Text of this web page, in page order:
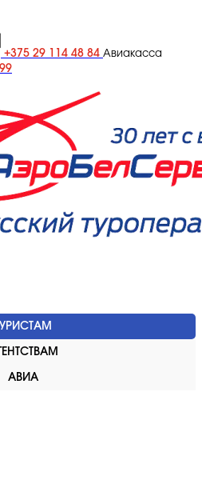
+375 29 114 48 84 Авиакасса
ТУРИСТАМ
АВИА